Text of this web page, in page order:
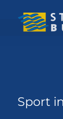
Sport